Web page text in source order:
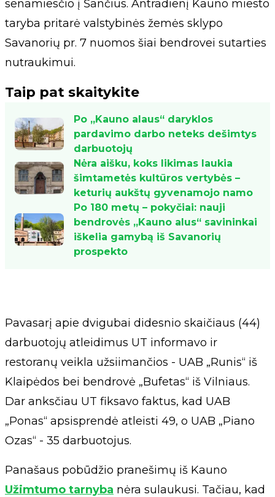
senamiesčio į Šančius. Antradienį Kauno miesto
taryba pritarė valstybinės žemės sklypo
Savanorių pr. 7 nuomos šiai bendrovei sutarties
nutraukimui.
Taip pat skaitykite
Po „Kauno alaus“ daryklos
pardavimo darbo neteks dešimtys
darbuotojų
Nėra aišku, koks likimas laukia
šimtametės kultūros vertybės –
keturių aukštų gyvenamojo namo
Po 180 metų – pokyčiai: nauji
bendrovės „Kauno alus“ savininkai
iškelia gamybą iš Savanorių
prospekto
Pavasarį apie dvigubai didesnio skaičiaus (44)
darbuotojų atleidimus UT informavo ir
restoranų veikla užsiimančios - UAB „Runis“ iš
Klaipėdos bei bendrovė „Bufetas“ iš Vilniaus.
Dar anksčiau UT fiksavo faktus, kad UAB
„Ponas“ apsisprendė atleisti 49, o UAB „Piano
Ozas“ - 35 darbuotojus.
Panašaus pobūdžio pranešimų iš Kauno
Užimtumo tarnyba nėra sulaukusi. Tačiau, kad